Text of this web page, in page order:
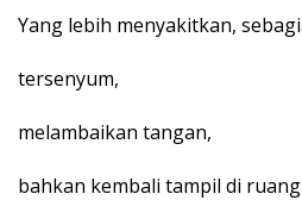
Yang lebih menyakitkan,
tersenyum,
melambaikan tangan,
bahkan kembali tampil di